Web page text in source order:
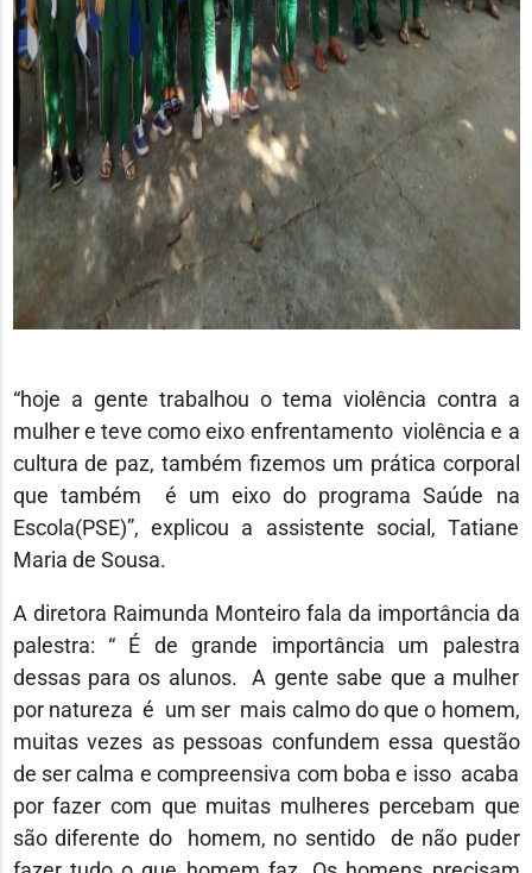
“hoje a gente trabalhou o tema violência contra a
mulher e teve como eixo enfrentamento violência e a
cultura de paz, também fizemos um prática corporal
que também é um eixo do programa Saúde na
Escola(PSE)”, explicou a assistente social, Tatiane
Maria de Sousa.
A diretora Raimunda Monteiro fala da importância da
palestra: “ É de grande importância um palestra
dessas para os alunos. A gente sabe que a mulher
por natureza é um ser mais calmo do que o homem,
muitas vezes as pessoas confundem essa questão
de ser calma e compreensiva com boba e isso acaba
por fazer com que muitas mulheres percebam que
são diferente do homem, no sentido de não puder